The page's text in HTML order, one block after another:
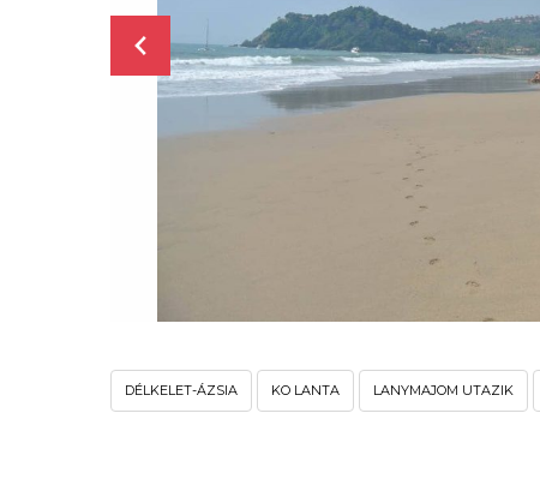
DÉLKELET-ÁZSIA KO LANTA LANYMAJOM UTAZIK